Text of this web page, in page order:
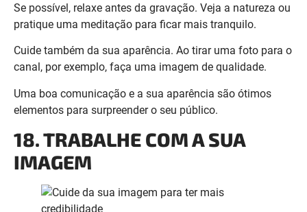
canal, por exemplo, faça uma imagem de qualidade.
Uma boa comunicação e a sua aparência são ótimos
elementos para surpreender o seu público.
18. TRABALHE COM A SUA
IMAGEM
Você deve cuidar da sua aparência. Então, capriche nos
seguintes pontos.